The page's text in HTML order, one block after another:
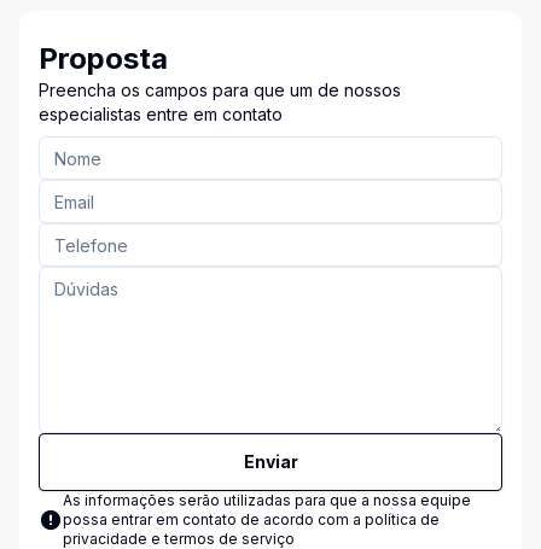
Proposta
Preencha os campos para que um de nossos
especialistas entre em contato
Enviar
As informações serão utilizadas para que a nossa equipe
possa entrar em contato de acordo com a política de
privacidade e termos de serviço